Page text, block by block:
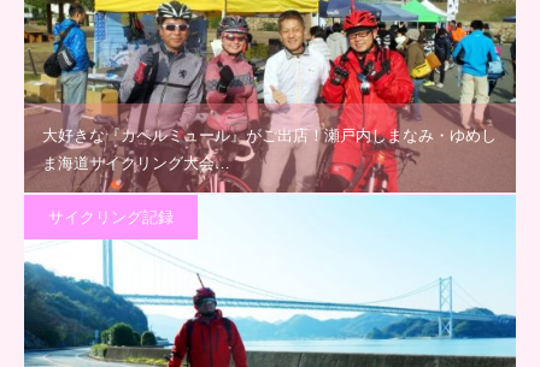
大好きな『カペルミュール』がご出店！瀬戸内しまなみ・ゆめし
ま海道サイクリング大会…
サイクリング記録